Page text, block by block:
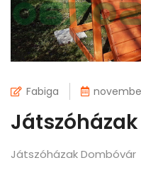
Fabiga
Játszóházak Dombóvár